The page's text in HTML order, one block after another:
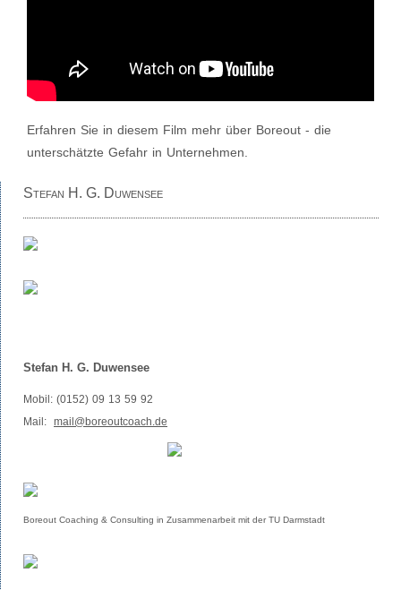
Stefan H. G. Duwensee
Stefan H. G. Duwensee
Mobil: (0152) 09 13 59 92
Mail: mail@boreoutcoach.de
Boreout Coaching & Consulting in Zusammenarbeit mit der TU Darmstadt
Erfahren Sie in diesem Film mehr über Boreout - die
unterschätzte Gefahr in Unternehmen.